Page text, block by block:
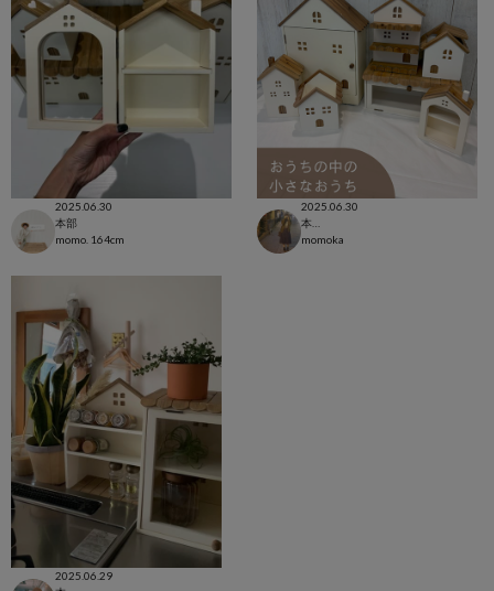
2025.06.30
本部
momo. 164cm
2025.06.30
本部
momoka
2025.06.29